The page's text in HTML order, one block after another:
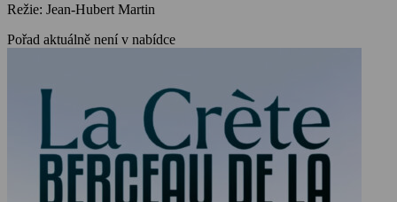
civilizací vyzařovat jedinečnou pozitivní energii.
Režie: Jean-Hubert Martin
Pořad aktuálně není v nabídce